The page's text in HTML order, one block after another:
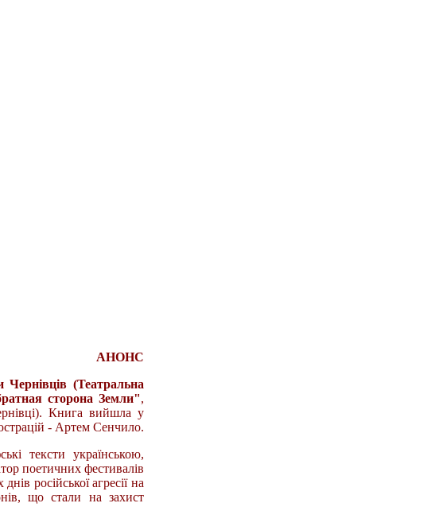
АНОНС
(Театральна
сторона Земли",
Книга вийшла у
- Артем Сенчило.
тексти українською,
поетичних фестивалів
російської агресії на
що стали на захист